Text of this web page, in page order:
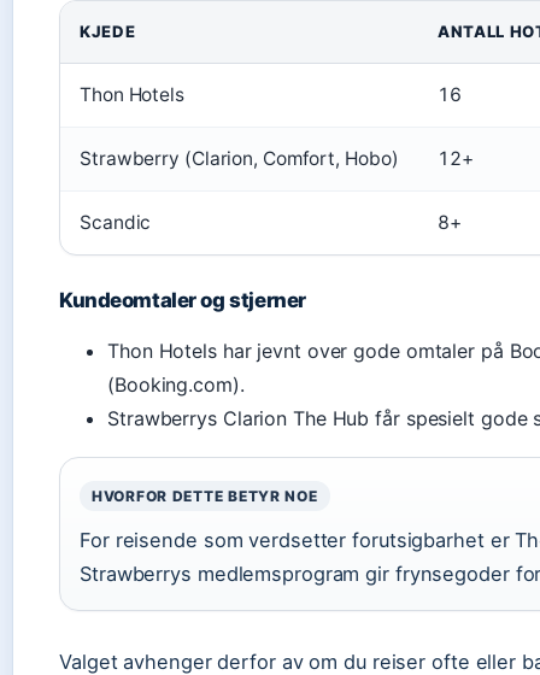
KJEDE ANTALL
Thon Hotels 16
Strawberry (Clarion, Comfort, Hobo) 12+
Scandic 8+
Kundeomtaler og stjerner
Thon Hotels har jevnt over gode omtaler på
(Booking.com).
Strawberrys Clarion The Hub får spesielt gode
HVORFOR DETTE BETYR NOE
For reisende som verdsetter forutsigbarhet er
Strawberrys medlemsprogram gir frynsegoder
Valget avhenger derfor av om du reiser ofte eller